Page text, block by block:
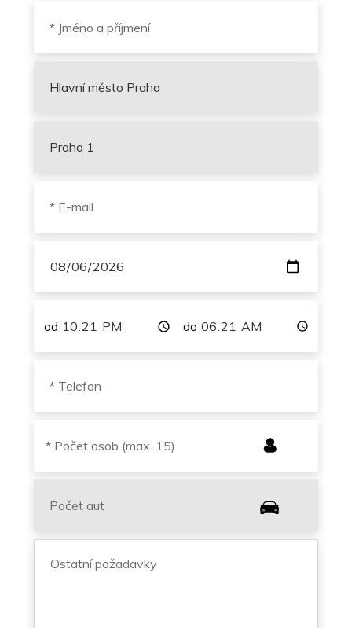
od do